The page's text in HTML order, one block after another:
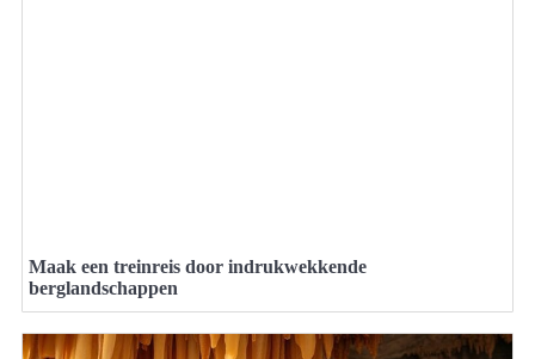
Maak een treinreis door indrukwekkende
berglandschappen